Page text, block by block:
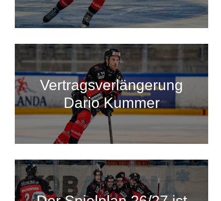
Vertragsverlängerung
Dario Kummer